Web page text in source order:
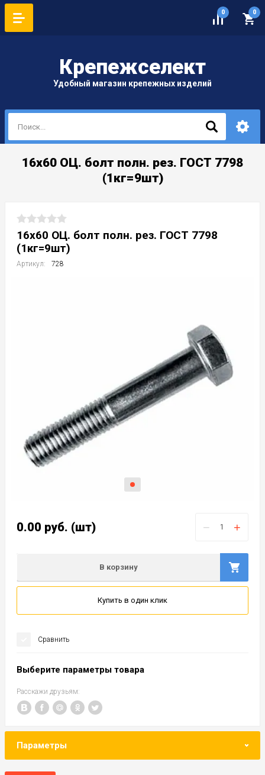
0 0
Крепежселект
Удобный магазин крепежных изделий
16х60 ОЦ. болт полн. рез. ГОСТ 7798
(1кг=9шт)
16х60 ОЦ. болт полн. рез. ГОСТ 7798
(1кг=9шт)
Артикул: 728
0.00 руб. (шт) − +
В корзину
Купить в один клик
Сравнить
Выберите параметры товара
Расскажи друзьям:
Параметры